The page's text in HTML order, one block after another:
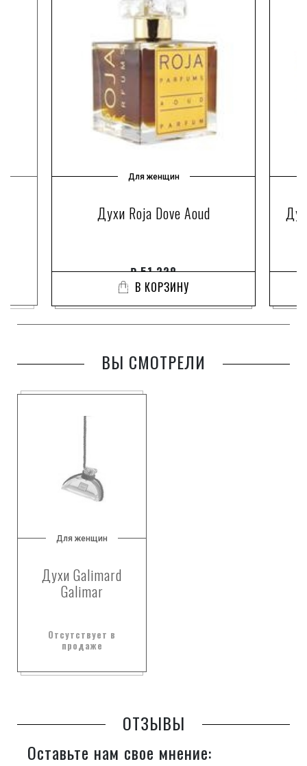
Для женщин
Духи Roja Dove Aoud
₽51 328
В КОРЗИНУ
ВЫ СМОТРЕЛИ
Для женщин
Духи Galimard
Galimar
Отсутствует в
продаже
ОТЗЫВЫ
Оставьте нам свое мнение: